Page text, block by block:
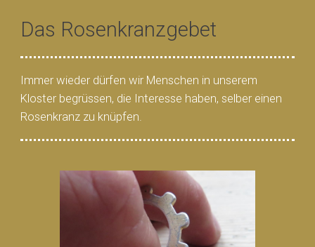
Das Rosenkranzgebet
Immer wieder dürfen wir Menschen in unserem
Kloster begrüssen, die Interesse haben, selber einen
Rosenkranz zu knüpfen.